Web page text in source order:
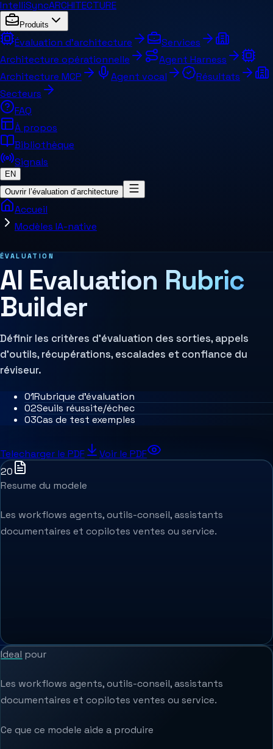
IntelliSyncARCHITECTURE
Produits
Évaluation d’architecture
Services
Architecture opérationnelle
Agent Harness
Architecture MCP
Agent vocal
Résultats
Secteurs
FAQ
À propos
Bibliothèque
Signals
EN
Ouvrir l’évaluation d’architecture
Accueil
Modèles IA-native
Pages et concepts connexes
Architecture MCP
Architecture de décision
Systèmes agentiques
Agent Harness
Services
Évaluation d'architecture
ÉVALUATION
AI Evaluation Rubric
Builder
Définir les critères d'évaluation des sorties, appels
d'outils, récupérations, escalades et confiance du
réviseur.
01Rubrique d'évaluation
02Seuils réussite/échec
03Cas de test exemples
Telecharger le PDF
Voir le PDF
20
Resume du modele
Les workflows agents, outils-conseil, assistants
documentaires et copilotes ventes ou service.
Ideal pour
Les workflows agents, outils-conseil, assistants
documentaires et copilotes ventes ou service.
Ce que ce modele aide a produire